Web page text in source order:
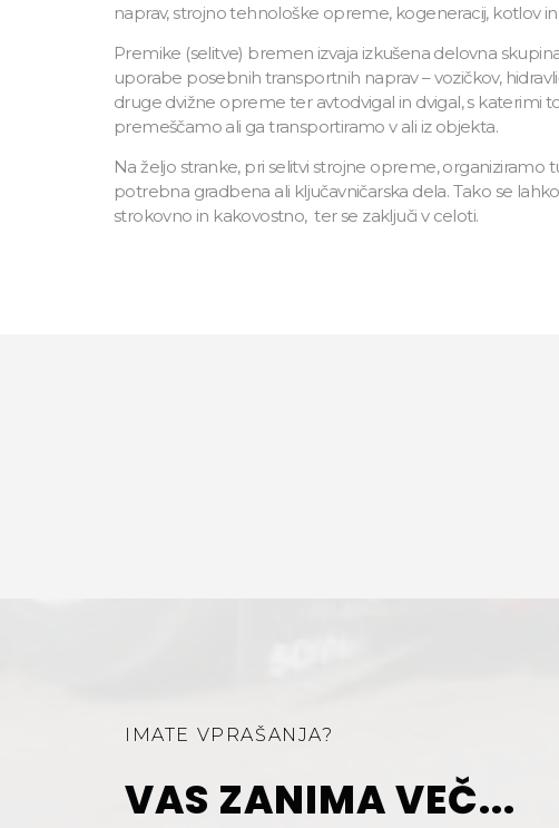
naprav, strojno tehnološke opreme, kogeneracij, kotlov
Premike (selitve) bremen izvaja izkušena delovna
uporabe posebnih transportnih naprav – vozičkov,
druge dvižne opreme ter avtodvigal in dvigal, s katerimi
premeščamo ali ga transportiramo v ali iz objekta.
Na željo stranke, pri selitvi strojne opreme, organiziramo
potrebna gradbena ali ključavničarska dela. Tako se
strokovno in kakovostno, ter se zaključi v celoti.
IMATE VPRAŠANJA?
VAS ZANIMA VEČ...